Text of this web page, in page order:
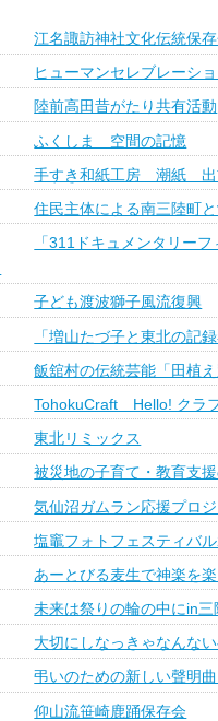
江名諏訪神社文化伝統保
ヒューマンセレブレーシ
陸前高田昔がたり共有活動
ふくしま 空間の記憶
手すき和紙工房 潮紙 出
住民主体による南三陸町
「311ドキュメンタリー
子ども渡波獅子風流復興
「増山たづ子と東北の記
飯舘村の伝統芸能「田植
TohokuCraft Hello! クラ
東北リミックス
被災地の子育て・教育支
気仙沼ガムラン応援プロジ
塩竈フォトフェスティバ
あーとびる麦生で神楽を
未来は祭りの輪の中にin
大切にしなっきゃなんない
弔いのための新しい聲明
仰山流笹崎鹿踊保存会